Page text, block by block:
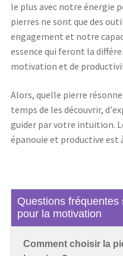
le plus avec notre énergie
pierres ne sont que des
engagement et notre
essence qui feront la
motivation et de
Alors, quelle pierre
temps de les découvrir,
guider par votre intuition.
épanouie et productive est
Questions
pour la motivation
Comment choisir la